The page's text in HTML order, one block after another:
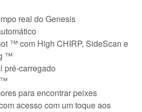
real do Genesis
™ com High CHIRP, SideScan e
™
pré-carregado
™
para encontrar peixes
acesso com um toque aos